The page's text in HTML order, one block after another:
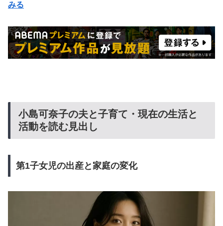
みる
小島可奈子の夫と子育て・現在の生活と
活動を読む見出し
第1子女児の出産と家庭の変化